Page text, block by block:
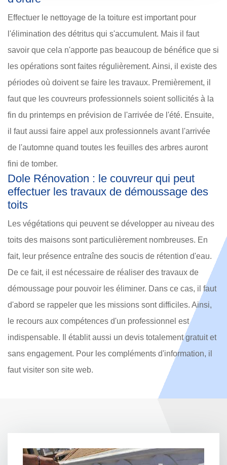
Effectuer le nettoyage de la toiture est important pour
l'élimination des détritus qui s'accumulent. Mais il faut
savoir que cela n'apporte pas beaucoup de bénéfice que si
les opérations sont faites régulièrement. Ainsi, il existe des
périodes où doivent se faire les travaux. Premièrement, il
faut que les couvreurs professionnels soient sollicités à la
fin du printemps en prévision de l'arrivée de l'été. Ensuite,
il faut aussi faire appel aux professionnels avant l'arrivée
de l'automne quand toutes les feuilles des arbres auront
fini de tomber.
Dole Rénovation : le couvreur qui peut
effectuer les travaux de démoussage des
toits
Les végétations qui peuvent se développer au niveau des
toits des maisons sont particulièrement nombreuses. En
fait, leur présence entraîne des soucis de rétention d'eau.
De ce fait, il est nécessaire de réaliser des travaux de
démoussage pour pouvoir les éliminer. Dans ce cas, il faut
d'abord se rappeler que les missions sont difficiles. Ainsi,
le recours aux compétences d'un professionnel est
indispensable. Il établit aussi un devis totalement gratuit et
sans engagement. Pour les compléments d'information, il
faut visiter son site web.